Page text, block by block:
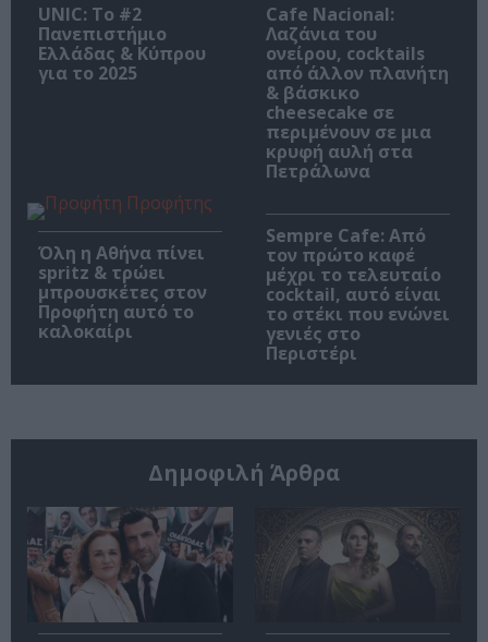
UNIC: Το #2
Πανεπιστήμιο
Ελλάδας & Κύπρου
για το 2025
Cafe Nacional:
Λαζάνια του
ονείρου, cocktails
από άλλον πλανήτη
& βάσκικο
cheesecake σε
περιμένουν σε μια
κρυφή αυλή στα
Πετράλωνα
Όλη η Αθήνα πίνει
spritz & τρώει
μπρουσκέτες στον
Προφήτη αυτό το
καλοκαίρι
Sempre Cafe: Από
τον πρώτο καφέ
μέχρι το τελευταίο
cocktail, αυτό είναι
το στέκι που ενώνει
γενιές στο
Περιστέρι
Δημοφιλή Άρθρα